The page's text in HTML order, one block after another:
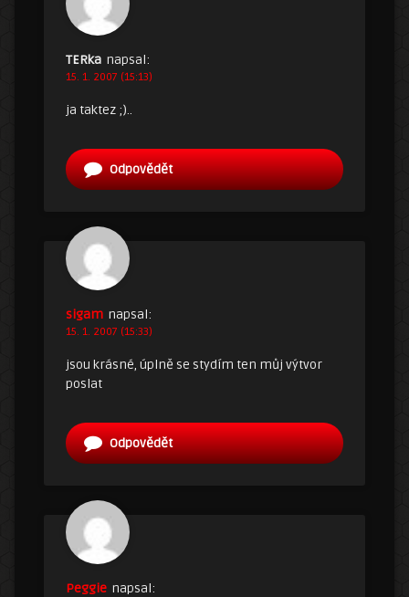
TERka napsal:
15. 1. 2007 (15:13)
ja taktez ;)..
Odpovědět
sigam napsal:
15. 1. 2007 (15:33)
jsou krásné, úplně se stydím ten můj výtvor
poslat
Odpovědět
Peggie napsal: